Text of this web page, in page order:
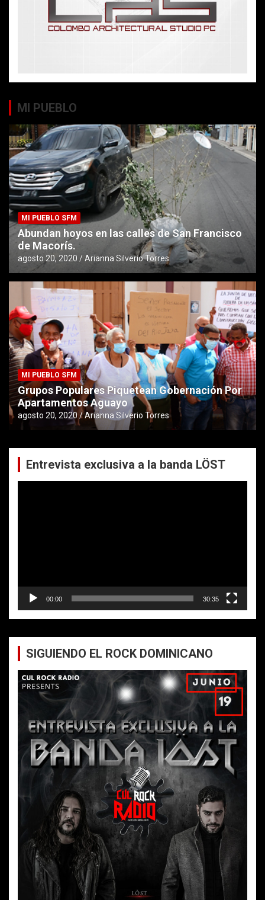
MI PUEBLO
MI PUEBLO SFM
Abundan hoyos en las calles de San Francisco
de Macorís.
agosto 20, 2020 Arianna Silverio Torres
MI PUEBLO SFM
Grupos Populares Piquetean Gobernación Por
Apartamentos Aguayo
agosto 20, 2020 Arianna Silverio Torres
Entrevista exclusiva a la banda LÖST
00:00 30:35
SIGUIENDO EL ROCK DOMINICANO